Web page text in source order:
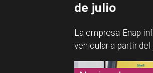
de julio
La empresa Enap
vehicular a partir